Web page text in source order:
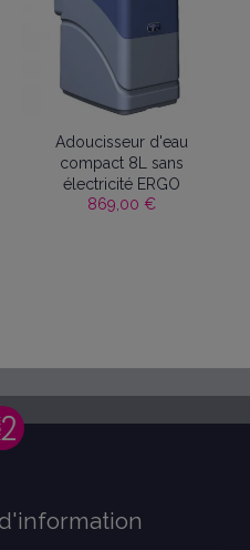
Adoucisseur d'eau
compact 8L sans
électricité ERGO
869,00 €